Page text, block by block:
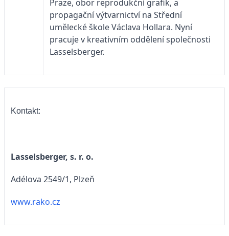
Praze, obor reprodukční grafik, a
propagační výtvarnictví na Střední
umělecké škole Václava Hollara. Nyní
pracuje v kreativním oddělení společnosti
Lasselsberger.
Kontakt:
Lasselsberger, s. r. o.
Adélova 2549/1, Plzeň
www.rako.cz